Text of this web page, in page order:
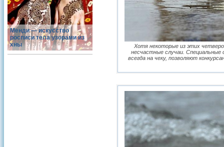
Менди — искусство
росписи тела узорами из
хны
Хотя некоторые из этих
несчастные случаи.
всегда на чеку, позволяют